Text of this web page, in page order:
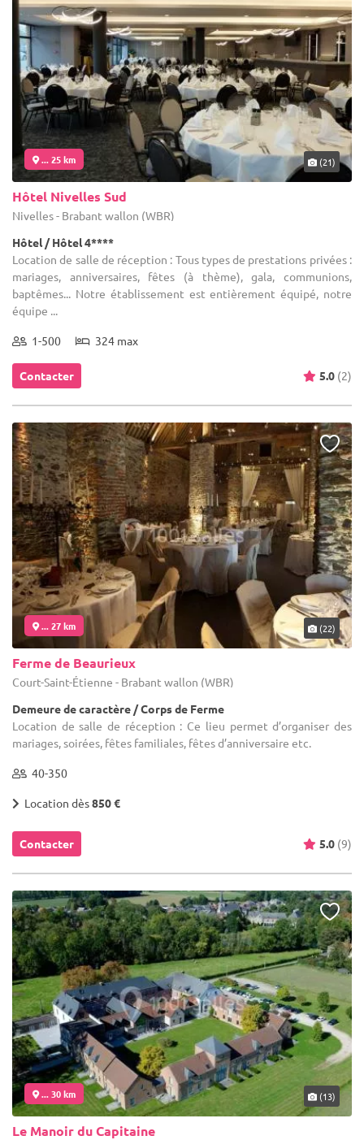
... 25 km (21)
Hôtel Nivelles Sud
Nivelles - Brabant wallon (WBR)
Hôtel / Hôtel 4****
Location de salle de réception : Tous types de prestations privées :
mariages, anniversaires, fêtes (à thème), gala, communions,
baptêmes... Notre établissement est entièrement équipé, notre
équipe ...
1-500 324 max
Contacter 5.0 (2)
... 27 km (22)
Ferme de Beaurieux
Court-Saint-Étienne - Brabant wallon (WBR)
Demeure de caractère / Corps de Ferme
Location de salle de réception : Ce lieu permet d’organiser des
mariages, soirées, fêtes familiales, fêtes d’anniversaire etc.
40-350
Location dès850 €
Contacter 5.0 (9)
... 30 km (13)
Le Manoir du Capitaine